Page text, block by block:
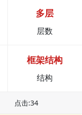
多层
层数
框架结构
结构
点击:34